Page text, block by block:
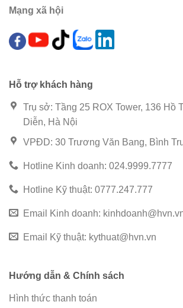
Mạng xã hội
Hỗ trợ khách hàng
Trụ sở: Tầng 25 ROX Tower, 136 Hồ
Diễn, Hà Nội
VPĐD: 30 Trương Văn Bang, Bình
Hotline Kinh doanh: 024.9999.7777
Hotline Kỹ thuật: 0777.247.777
Email Kinh doanh:
Email Kỹ thuật: kythuat@hvn.vn
Hướng dẫn & Chính sách
Hình thức thanh toán